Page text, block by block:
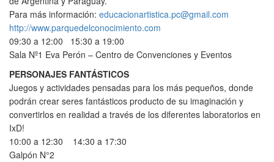
Para más información: educacionartistica.pc@gmail.com
http://www.parquedelconocimiento.com
09:30 a 12:00 15:30 a 19:00
Sala Nº1 Eva Perón – Centro de Convenciones y Eventos
PERSONAJES FANTÁSTICOS
Juegos y actividades pensadas para los más pequeños, donde
podrán crear seres fantásticos producto de su imaginación y
convertirlos en realidad a través de los diferentes laboratorios en
IxD!
10:00 a 12:30 14:30 a 17:30
Galpón N°2